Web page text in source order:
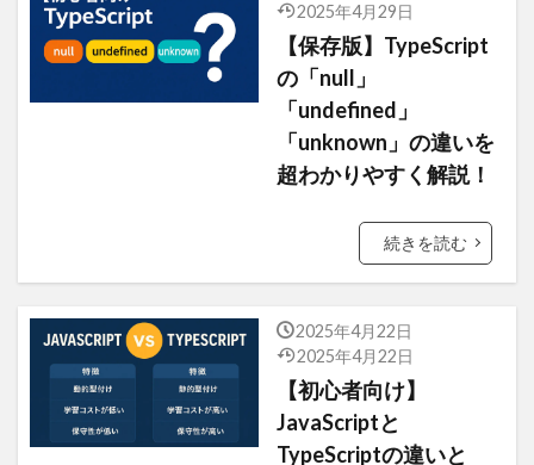
2025年4月29日
【保存版】TypeScript
の「null」
「undefined」
「unknown」の違いを
超わかりやすく解説！
続きを読む
2025年4月22日
2025年4月22日
【初心者向け】
JavaScriptと
TypeScriptの違いと